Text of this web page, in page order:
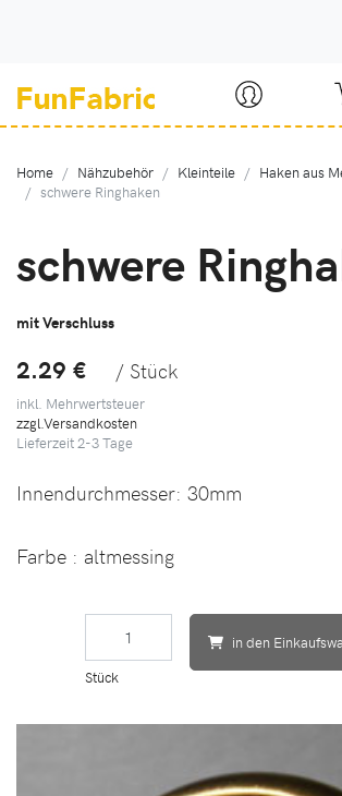
Home Nähzubehör Kleinteile
Haken aus
schwere Ringhaken
schwere
mit Verschluss
2.29 € / Stück
inkl. Mehrwertsteuer
zzgl.Versandkosten
Lieferzeit 2-3Tage
Innendurchmesser: 30mm
Farbe : altmessing
Stück
in den